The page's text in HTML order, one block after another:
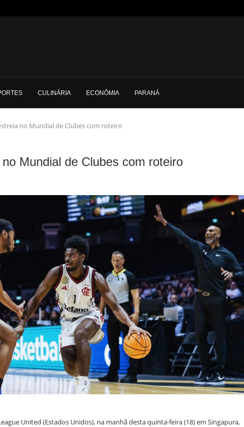
CULINÁRIA ECONÔMIA PARANÁ
no Mundial de Clubes com roteiro
Mundial de Clubes com roteiro
United (Estados Unidos), na manhã desta quinta-feira (18) em Singapura,